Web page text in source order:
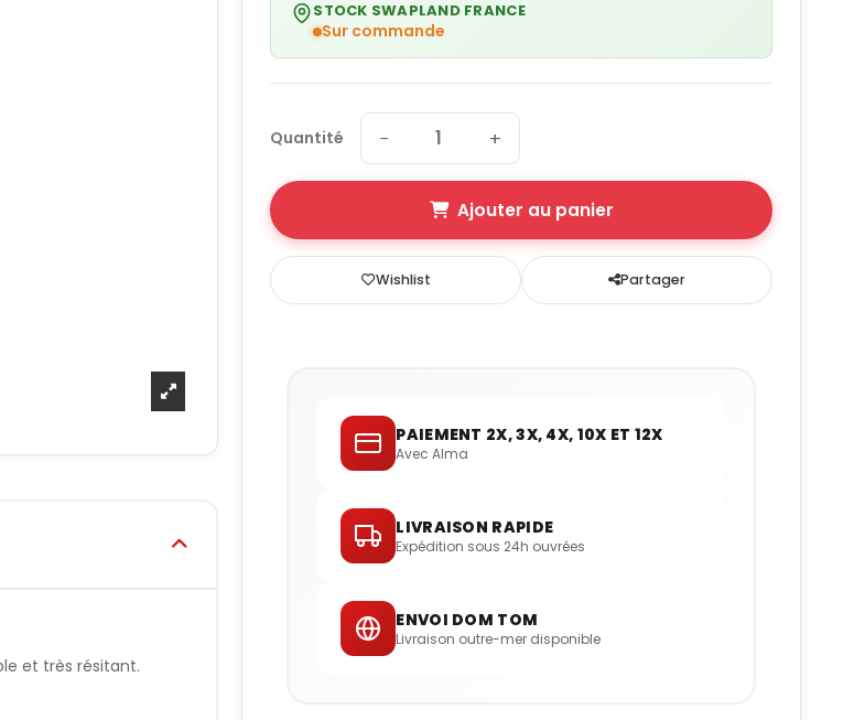
et très résitant.
STOCK SWAPLAND FRANCE
Sur commande
Quantité − +
Ajouter au panier
Wishlist Partager
PAIEMENT 2X, 3X, 4X, 10X ET 12X
Avec Alma
LIVRAISON RAPIDE
Expédition sous 24h ouvrées
ENVOI DOM TOM
Livraison outre-mer disponible